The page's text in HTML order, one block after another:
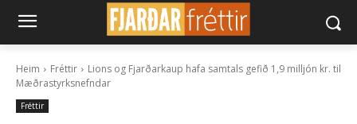
Heim Fréttir
Lions og Fjarðarkaup hafa samtals gefið 1,9 milljón kr. til
Mæðrastyrksnefndar
Fréttir